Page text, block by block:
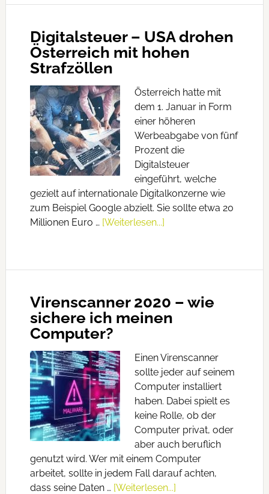
Digitalsteuer – USA drohen
Österreich mit hohen
Strafzöllen
Österreich hatte mit
dem 1. Januar in Form
einer höheren
Werbeabgabe von fünf
Prozent die
Digitalsteuer
eingeführt, welche
gezielt auf internationale Digitalkonzerne wie
zum Beispiel Google abzielt. Sie sollte etwa 20
Millionen Euro … [Weiterlesen...]
Virenscanner 2020 – wie
sichere ich meinen
Computer?
Einen Virenscanner
sollte jeder auf seinem
Computer installiert
haben. Dabei spielt es
keine Rolle, ob der
Computer privat, oder
aber auch beruflich
genutzt wird. Wer mit einem Computer
arbeitet, sollte in jedem Fall darauf achten,
dass seine Daten … [Weiterlesen...]